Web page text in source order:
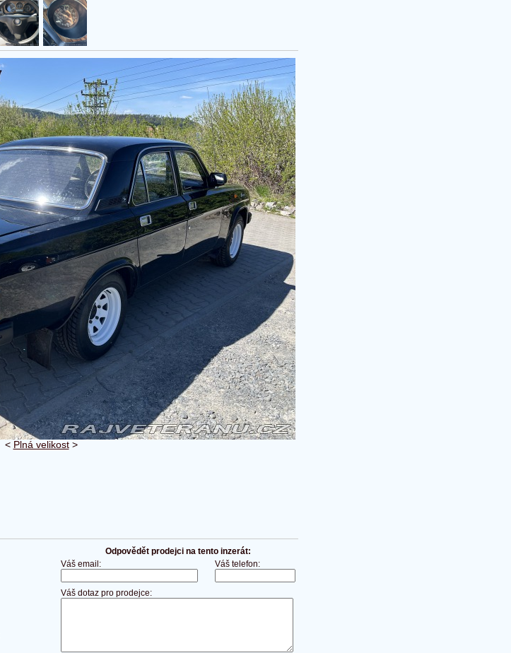
< Plná velikost>
Odpovědět prodejci na tento inzerát:
Váš email:
Váš telefon:
Váš dotaz pro prodejce: